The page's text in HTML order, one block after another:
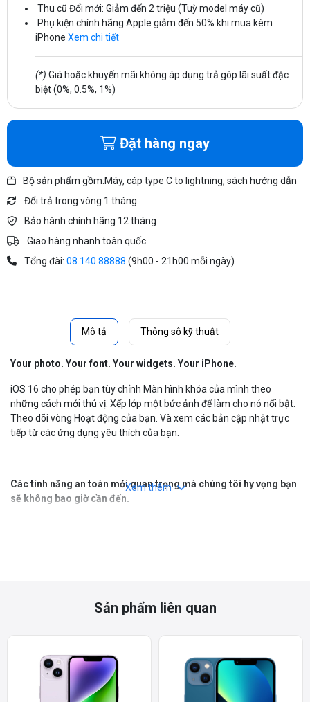
Thu cũ Đổi mới: Giảm đến 2 triệu (Tuỳ model máy cũ)
Phụ kiện chính hãng Apple giảm đến 50% khi mua kèm
iPhone Xem chi tiết
(*) Giá hoặc khuyến mãi không áp dụng trả góp lãi suất đặc
biệt (0%, 0.5%, 1%)
Đặt hàng ngay
Bộ sản phẩm gồm:Máy, cáp type C to lightning, sách hướng dẫn
Đổi trả trong vòng 1 tháng
Bảo hành chính hãng 12 tháng
Giao hàng nhanh toàn quốc
Tổng đài: 08.140.88888 (9h00 - 21h00 mỗi ngày)
Mô tả Thông sô kỹ thuật
Your photo. Your font. Your widgets. Your iPhone.
iOS 16 cho phép bạn tùy chỉnh Màn hình khóa của mình theo
những cách mới thú vị. Xếp lớp một bức ảnh để làm cho nó nổi bật.
Theo dõi vòng Hoạt động của bạn. Và xem các bản cập nhật trực
tiếp từ các ứng dụng yêu thích của bạn.
Các tính năng an toàn mới quan trọng mà chúng tôi hy vọng bạn
sẽ không bao giờ cần đến.
Phát hiện sự cố kêu gọi trợ giúp khi bạn không thể.
iPhone 14 có thể phát hiện một vụ tai nạn ô tô nghiêm trọng, sau
đó gọi 911 và thông báo cho các liên hệ khẩn cấp của bạn.
Xem thêm
Sản phẩm liên quan